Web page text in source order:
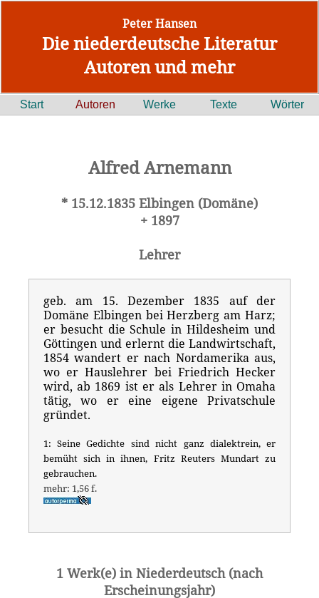
Peter Hansen
Die niederdeutsche Literatur
Autoren und mehr
Start Autoren Werke Texte Wörter
Alfred Arnemann
* 15.12.1835 Elbingen (Domäne)
+ 1897
Lehrer
geb. am 15. Dezember 1835 auf der
Domäne Elbingen bei Herzberg am Harz;
er besucht die Schule in Hildesheim und
Göttingen und erlernt die Landwirtschaft,
1854 wandert er nach Nordamerika aus,
wo er Hauslehrer bei Friedrich Hecker
wird, ab 1869 ist er als Lehrer in Omaha
tätig, wo er eine eigene Privatschule
gründet.
1: Seine Gedichte sind nicht ganz dialektrein, er
bemüht sich in ihnen, Fritz Reuters Mundart zu
gebrauchen.
mehr: 1,56 f.
1 Werk(e) in Niederdeutsch (nach
Erscheinungsjahr)